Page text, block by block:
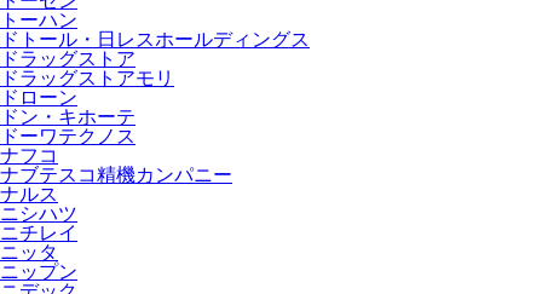
トーハン
ドトール・日レスホールディングス
ドラッグストア
ドラッグストアモリ
ドローン
ドン・キホーテ
ドーワテクノス
ナフコ
ナブテスコ精機カンパニー
ナルス
ニシハツ
ニチレイ
ニッタ
ニップン